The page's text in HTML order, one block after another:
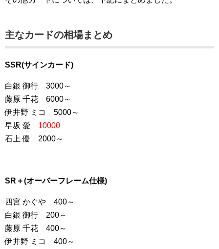
主なカードの相場まとめ
SSR(サインカード)
白銀 御行 3000～
藤原 千花 6000～
伊井野 ミコ 5000～
早坂 愛 10000
石上 優 2000～
SR＋(オーバーフレーム仕様)
四宮 かぐや 400～
白銀 御行 200～
藤原 千花 400～
伊井野 ミコ 400～